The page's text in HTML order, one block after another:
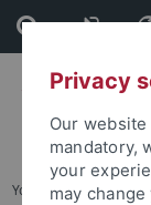
Skip
to
content
Skip
to
footer
You are here:
Privacy
Our
mandatory,
your
may